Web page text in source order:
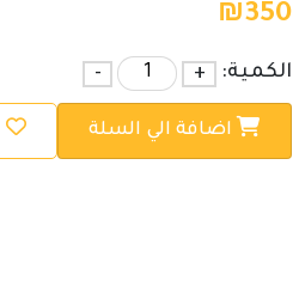
₪350
الكمية: +
-
اضافة الي السلة